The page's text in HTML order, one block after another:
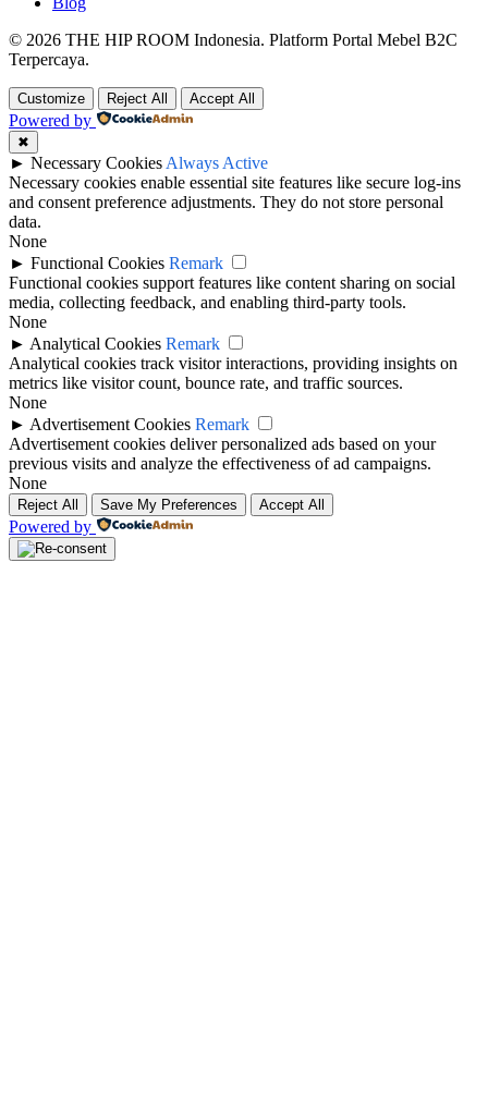
© 2026 THE HIP ROOM Indonesia. Platform Portal Mebel B2C
Terpercaya.
Customize Reject All Accept All
Powered by
✖
► Necessary Cookies Always Active
Necessary cookies enable essential site features like secure log-ins
and consent preference adjustments. They do not store personal
data.
None
► Functional Cookies Remark
Functional cookies support features like content sharing on social
media, collecting feedback, and enabling third-party tools.
None
► Analytical Cookies Remark
Analytical cookies track visitor interactions, providing insights on
metrics like visitor count, bounce rate, and traffic sources.
None
► Advertisement Cookies Remark
Advertisement cookies deliver personalized ads based on your
previous visits and analyze the effectiveness of ad campaigns.
None
Reject All Save My Preferences Accept All
Powered by